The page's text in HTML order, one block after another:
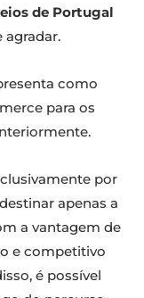
de Portugal
agradar.
como
para os
por
apenas a
a vantagem de
e competitivo
é possível